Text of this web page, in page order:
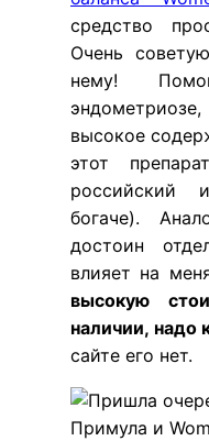
средство
Очень
нему!
высокое
этот
российский
богаче).
достоин
влияет на
высокую
наличии, надо
сайте его нет.
Примула и